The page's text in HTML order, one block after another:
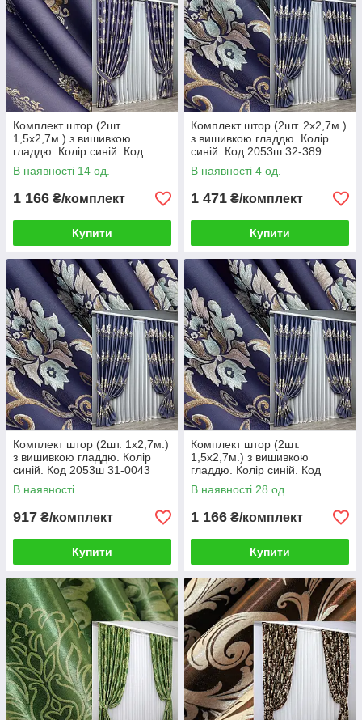
Комплект штор (2шт.
1,5х2,7м.) з вишивкою
гладдю. Колір синій. Код
2056ш 33-1063
В наявності 14 од.
1 166 ₴/комплект
Купити
Комплект штор (2шт. 2х2,7м.)
з вишивкою гладдю. Колір
синій. Код 2053ш 32-389
В наявності 4 од.
1 471 ₴/комплект
Купити
Комплект штор (2шт. 1х2,7м.)
з вишивкою гладдю. Колір
синій. Код 2053ш 31-0043
В наявності
917 ₴/комплект
Купити
Комплект штор (2шт.
1,5х2,7м.) з вишивкою
гладдю. Колір синій. Код
2053ш 33-1057
В наявності 28 од.
1 166 ₴/комплект
Купити